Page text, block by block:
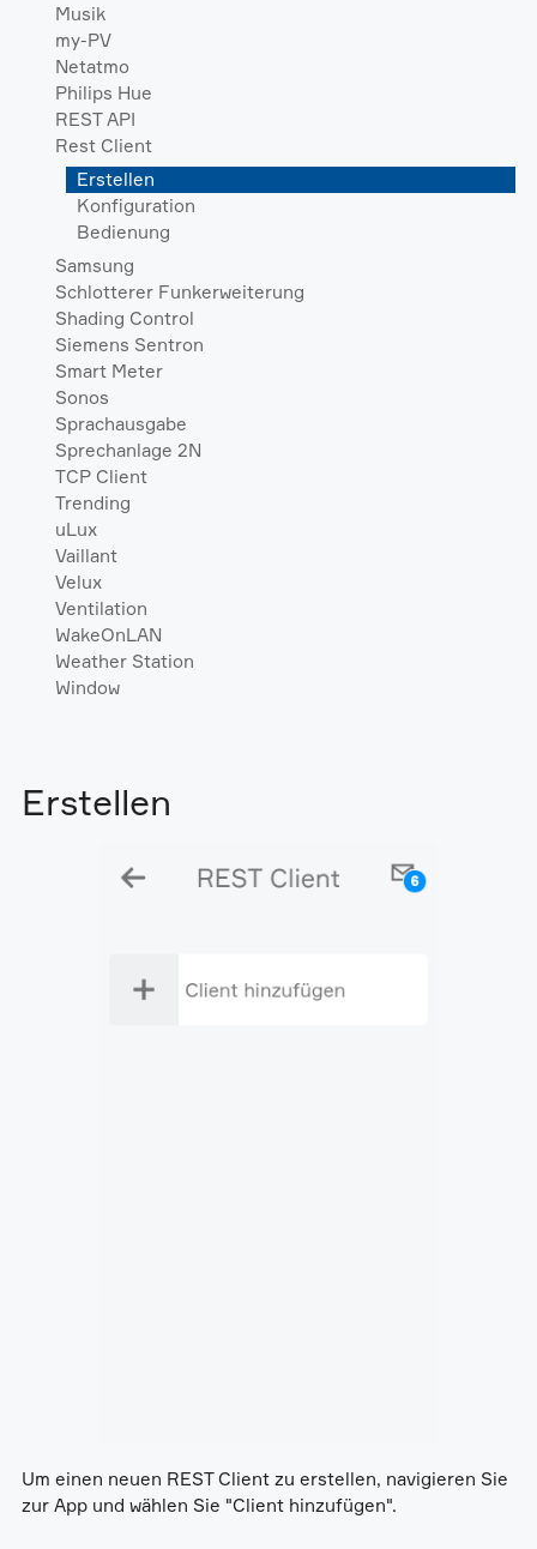
Musik
my-PV
Netatmo
Philips Hue
REST API
Rest Client
Erstellen
Konfiguration
Bedienung
Samsung
Schlotterer Funkerweiterung
Shading Control
Siemens Sentron
Smart Meter
Sonos
Sprachausgabe
Sprechanlage 2N
TCP Client
Trending
uLux
Vaillant
Velux
Ventilation
WakeOnLAN
Weather Station
Window
Erstellen
Um einen neuen REST Client zu erstellen, navigieren Sie
zur App und wählen Sie "Client hinzufügen".